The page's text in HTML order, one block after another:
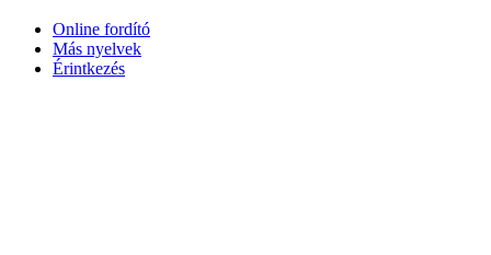
Online fordító
Más nyelvek
Érintkezés